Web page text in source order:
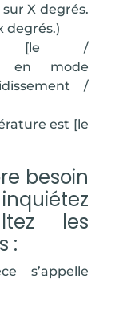
sur X degrés.
degrés.)
[le /
en mode
/
est [le
besoin
les
:
s’appelle